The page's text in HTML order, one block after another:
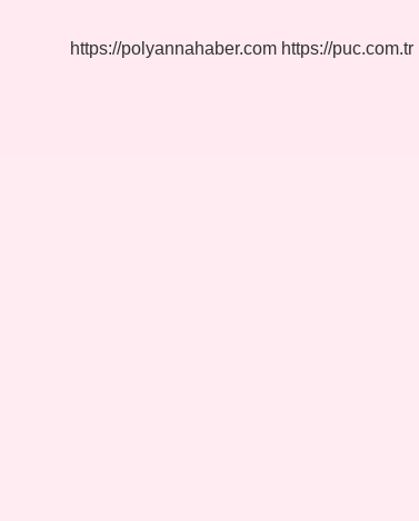
https://polyannahaber.com https://puc.com.tr